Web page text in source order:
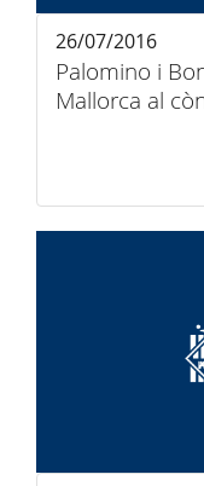
Palomino i
Mallorca al
26/07/2016